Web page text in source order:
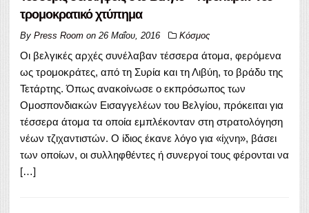
τρομοκρατικό χτύπημα
By Press Room on 26 Μαΐου, 2016 Κόσμος
Οι βελγικές αρχές συνέλαβαν τέσσερα άτομα, φερόμενα
ως τρομοκράτες, από τη Συρία και τη Λιβύη, το βράδυ της
Τετάρτης. Όπως ανακοίνωσε ο εκπρόσωπος των
Ομοσπονδιακών Εισαγγελέων του Βελγίου, πρόκειται για
τέσσερα άτομα τα οποία εμπλέκονταν στη στρατολόγηση
νέων τζιχαντιστών. Ο ίδιος έκανε λόγο για «ίχνη», βάσει
των οποίων, οι συλληφθέντες ή συνεργοί τους φέρονται να
[…]